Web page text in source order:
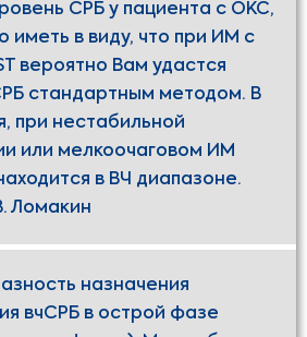
СРБ у пациента с ОКС,
иметь в виду, что при ИМ с
вероятно Вам удастся
стандартным методом. В
при нестабильной
или мелкоочаговом ИМ
в ВЧ диапазоне.
Ломакин
назначения
вчСРБ в острой фазе